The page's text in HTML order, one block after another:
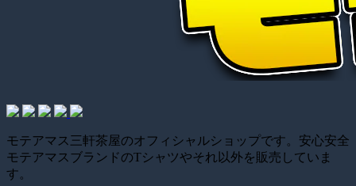
モテアマス三軒茶屋のオフィシャルショップです。安心安全
モテアマスブランドのTシャツやそれ以外を販売していま
す。